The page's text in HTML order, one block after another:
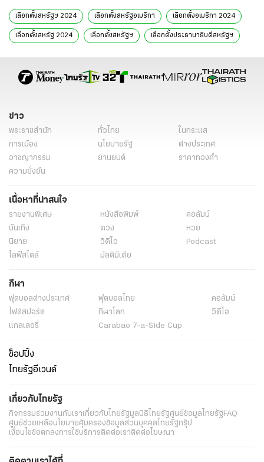
เลือกตั้งสหรัฐฯ 2024 เลือกตั้งสหรัฐอเมริกา เลือกตั้งอเมริกา 2024
เลือกตั้งสหรัฐ 2024 เลือกตั้งสหรัฐฯ เลือกตั้งประธานาธิบดีสหรัฐฯ
เลือกตั้งประธานาธิบดี ข่าววันนี้ ไทยรัฐฉบับพิมพ์
ข่าว
พระราชสำนัก ทั่วไทย
ในกระแส
การเมือง
นโยบายรัฐ
ต่างประเทศ
อาชญากรรม
ยานยนต์
ราคาทองคำ
ความยั่งยืน
เนื้อหาที่น่าสนใจ
รายงานพิเศษ หนังสือพิมพ์
คอลัมน์
บันเทิง
ดวง
หวย
นิยาย
วิดีโอ
Podcast
ไลฟ์สไตล์
มัลติมีเดีย
กีฬา
ฟุตบอลต่่างประเทศ ฟุตบอลไทย
คอลัมน์
ไฟต์สปอร์ต
กีฬาโลก
วิดีโอ
แกลเลอรี่
Carabao 7-a-Side Cup
ช็อปปิ้ง
ไทยรัฐอีเวนต์
เกี่ยวกับไทยรัฐ
กิจกรรมร่วมงานกับเราเกี่ยวกับไทยรัฐมูลนิธิไทยรัฐศูนย์ข้อมูลไทยรัฐFAQ
ศูนย์ช่วยเหลือนโยบายคุ้มครองข้อมูลส่วนบุคคลไทยรัฐกรุ๊ป
เงื่อนไขข้อตกลงการใช้บริการติดต่อเราติดต่อโฆษณา